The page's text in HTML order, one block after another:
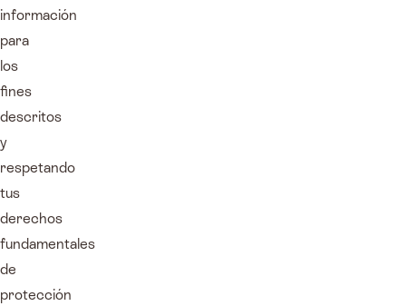
información
para
los
fines
descritos
y
respetando
tus
derechos
fundamentales
de
protección